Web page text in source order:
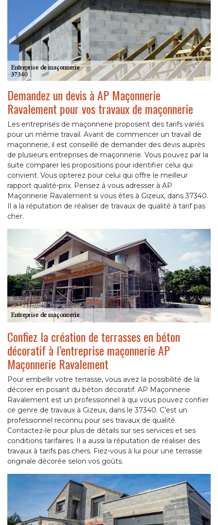
Demandez un devis à AP Maçonnerie
Ravalement pour vos travaux de maçonnerie
Les entreprises de maçonnerie proposent des tarifs variés
pour un même travail. Avant de commencer un travail de
maçonnerie, il est conseillé de demander des devis auprès
de plusieurs entreprises de maçonnerie. Vous pouvez par la
suite comparer les propositions pour identifier celui qui
convient. Vous opterez pour celui qui offre le meilleur
rapport qualité-prix. Pensez à vous adresser à AP
Maçonnerie Ravalement si vous êtes à Gizeux, dans 37340.
Il a la réputation de réaliser de travaux de qualité à tarif pas
cher.
Confiez la création de terrasses en béton
décoratif à l’entreprise maçonnerie AP
Maçonnerie Ravalement
Pour embellir votre terrasse, vous avez la possibilité de la
décorer en posant du béton décoratif. AP Maçonnerie
Ravalement est un professionnel à qui vous pouvez confier
ce genre de travaux à Gizeux, dans le 37340. C’est un
professionnel reconnu pour ses travaux de qualité.
Contactez-le pour plus de détails sur ses services et ses
conditions tarifaires. Il a aussi la réputation de réaliser des
travaux à tarifs pas chers. Fiez-vous à lui pour une terrasse
originale décorée selon vos goûts.